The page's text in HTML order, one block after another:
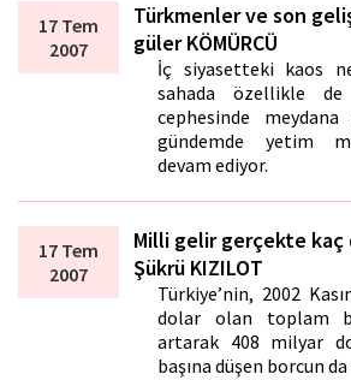
17 Tem
2007
Türkmenler ve son
güler KÖMÜRCÜ
İç siyasetteki kaos
sahada özellikle
cephesinde
gündemde yetim
devam ediyor.
17 Tem
2007
Milli gelir gerçekte kaç
Şükrü KIZILOT
Türkiye’nin, 2002
dolar olan toplam
artarak 408 milyar
başına düşen borcun da